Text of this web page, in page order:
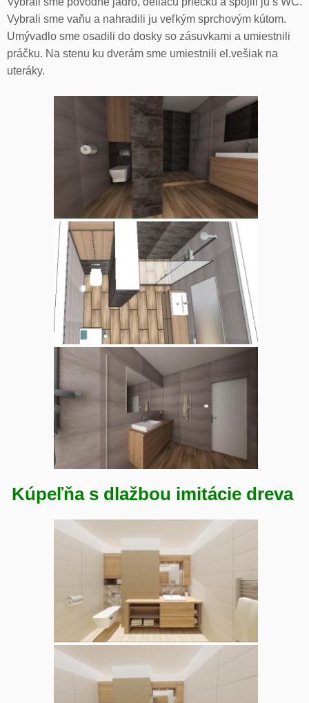
Vybrali sme vaňu a nahradili ju veľkým sprchovým kútom.
Umývadlo sme osadili do dosky so zásuvkami a umiestnili
práčku. Na stenu ku dverám sme umiestnili el.vešiak na
uteráky.
Kúpeľňa s dlažbou imitácie dreva